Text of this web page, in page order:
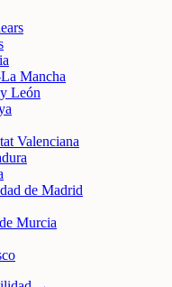
Mancha
León
Valenciana
de Madrid
Murcia